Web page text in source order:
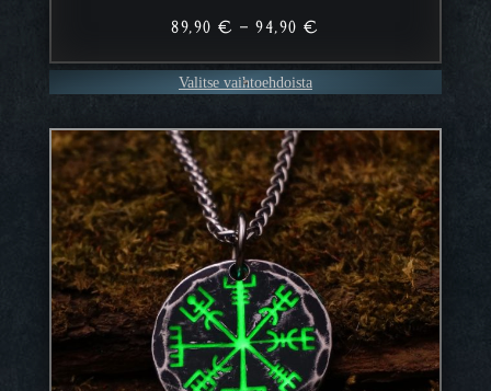
89,90€ – 94,90€
–
94,90 €
Valitse vaihtoehdoista